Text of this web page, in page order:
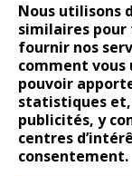
Nous utilisons
similaires
fournir nos
comment
pouvoir
statistiques et,
publicités, y
centres
consentement.
14 juillet : nouveau
Renault Espace :
Peugeot E-208 GTi :
COMMENTAIRES
Bernard Dardart